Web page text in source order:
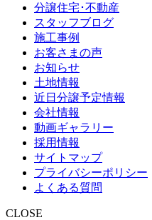
分譲住宅･不動産
スタッフブログ
施工事例
お客さまの声
お知らせ
土地情報
近日分譲予定情報
会社情報
動画ギャラリー
採用情報
サイトマップ
プライバシーポリシー
よくある質問
CLOSE